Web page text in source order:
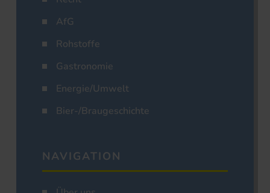
AfG
Rohstoffe
Gastronomie
Energie/Umwelt
Bier-/Braugeschichte
NAVIGATION